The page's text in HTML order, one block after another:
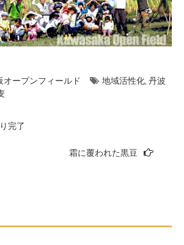
オープンフィールド 地域活性化 丹波
完了
霜に覆われた黒豆